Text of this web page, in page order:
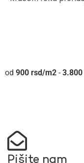
900 rsd - 3.800